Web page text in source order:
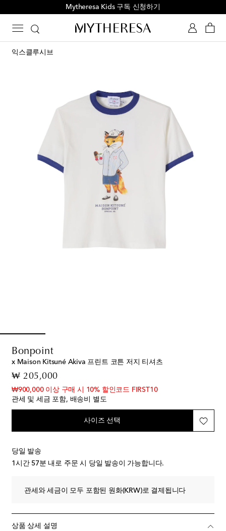
Mytheresa Kids 구독 신청하기
익스클루시브
Bonpoint
x Maison Kitsuné Akiva 프린트 코튼 저지 티셔츠
₩ 205,000original price
₩900,000 이상 구매 시 10% 할인코드 FIRST10
관세 및 세금 포함, 배송비 별도
사이즈 선택
당일 발송
1시간 57분 내로 주문 시 당일 발송이 가능합니다.
관세와 세금이 모두 포함된 원화(KRW)로 결제됩니다
상품 상세 설명